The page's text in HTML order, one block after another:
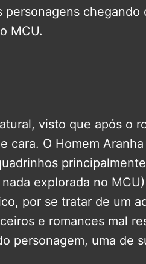
personagens
MCU.
visto que após o
cara. O Homem
explorada no
por se tratar de um
e romances mal
personagem, uma de